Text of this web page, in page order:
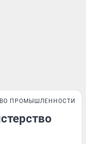
ПРОМЫШЛЕННОСТИ